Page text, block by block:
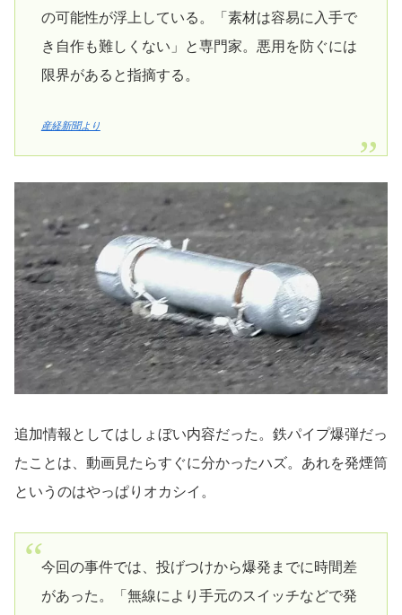
の可能性が浮上している。「素材は容易に入手で
き自作も難しくない」と専門家。悪用を防ぐには
限界があると指摘する。
産経新聞より
追加情報としてはしょぼい内容だった。鉄パイプ爆弾だっ
たことは、動画見たらすぐに分かったハズ。あれを発煙筒
というのはやっぱりオカシイ。
今回の事件では、投げつけから爆発までに時間差
があった。「無線により手元のスイッチなどで発